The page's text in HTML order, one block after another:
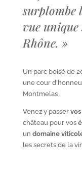
surplombe
vue
Rhône. »
Un parc boisé de
une cour
Montmelas .
Venez y passer
château pour vos
un domaine
les secrets de la